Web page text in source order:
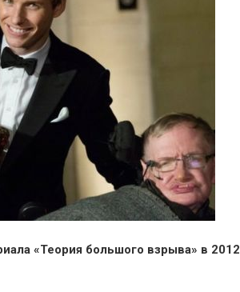
«Теория большого взрыва» в 2012